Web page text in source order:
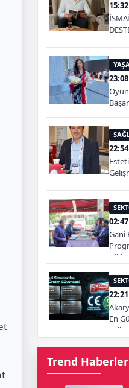
15:32
23:08
22:54
02:47
Gani
22:21
En
Trend Haberler